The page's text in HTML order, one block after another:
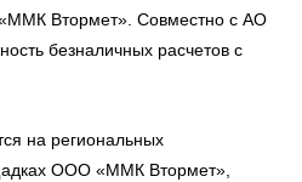
Втормет». Совместно с АО
безналичных расчетов с
на региональных
ООО «ММК Втормет»,